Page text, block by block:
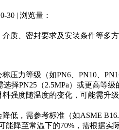
30 | 浏览量：
质、密封要求及安装条件等多
压力等级（如PN6、PN10、
择PN25（2.5MPa）或更高等
强度随温度的变化，可能需升级
低，需参考标准（如ASME
降至常温下的70%，需根据实